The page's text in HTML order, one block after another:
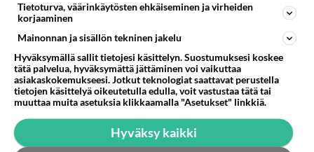
Tietoturva, väärinkäytösten ehkäiseminen ja virheiden
korjaaminen
Mainonnan ja sisällön tekninen jakelu
Hyväksymällä sallit tietojesi käsittelyn. Suostumuksesi koskee
tätä palvelua, hyväksymättä jättäminen voi vaikuttaa
asiakaskokemukseesi. Jotkut teknologiat saattavat perustella
tietojen käsittelyä oikeutetulla edulla, voit vastustaa tätä tai
muuttaa muita asetuksia klikkaamalla "Asetukset" linkkiä.
Hyväksy kaikki